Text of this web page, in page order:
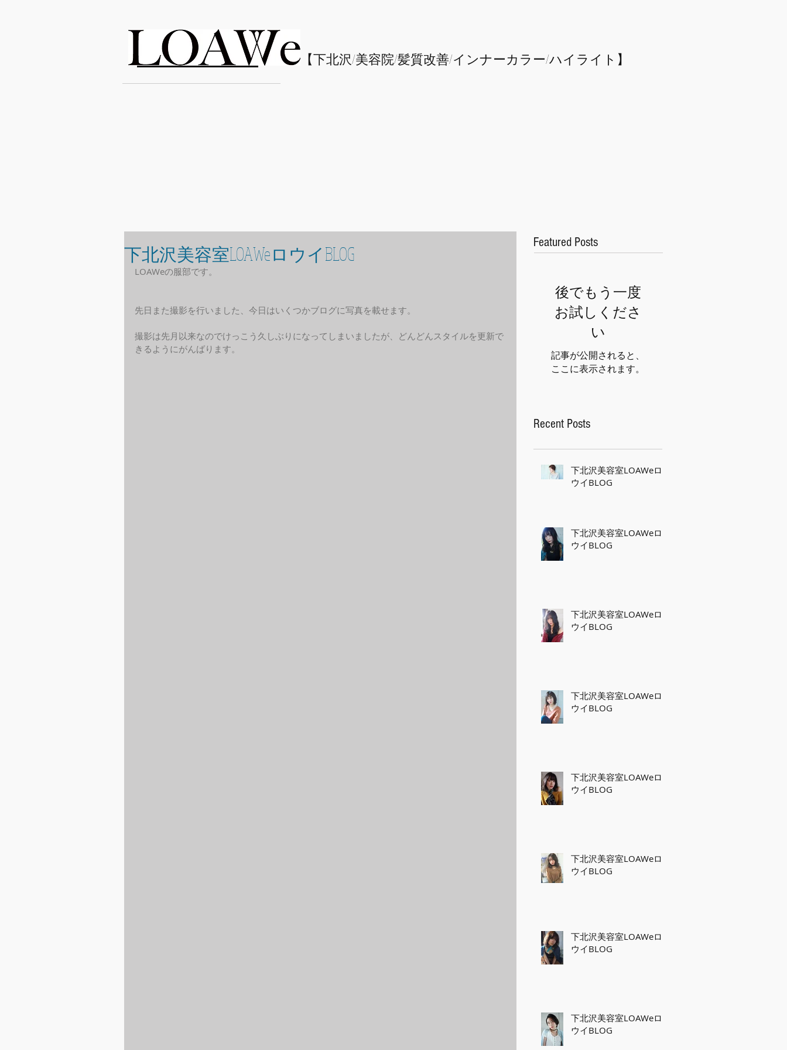
LOAWe ​【下北沢/美容院/髪質改善/インナーカラー/​ハイライト】
下北沢美容室LOAWeロウイBLOG
LOAWeの服部です。
先日また撮影を行いました、今日はいくつかブログに写真を載せます。
撮影は先月以来なのでけっこう久しぶりになってしまいましたが、どんどんスタイルを更新で
きるようにがんばります。
Featured Posts
後でもう一度
お試しくださ
い
記事が公開されると、
ここに表示されます。
Recent Posts
下北沢美容室LOAWeロ
ウイBLOG
下北沢美容室LOAWeロ
ウイBLOG
下北沢美容室LOAWeロ
ウイBLOG
下北沢美容室LOAWeロ
ウイBLOG
下北沢美容室LOAWeロ
ウイBLOG
下北沢美容室LOAWeロ
ウイBLOG
下北沢美容室LOAWeロ
ウイBLOG
下北沢美容室LOAWeロ
ウイBLOG